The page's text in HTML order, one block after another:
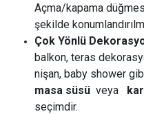
Açma/kapama
şekilde
Çok Yönlü
balkon, teras
nişan, baby shower
masa süsü veya
seçimdir.